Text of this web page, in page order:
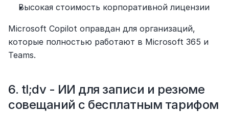
Высокая стоимость корпоративной лицензии
Microsoft Copilot оправдан для организаций,
которые полностью работают в Microsoft 365 и
Teams.
6. tl;dv - ИИ для записи и резюме
совещаний с бесплатным тарифом